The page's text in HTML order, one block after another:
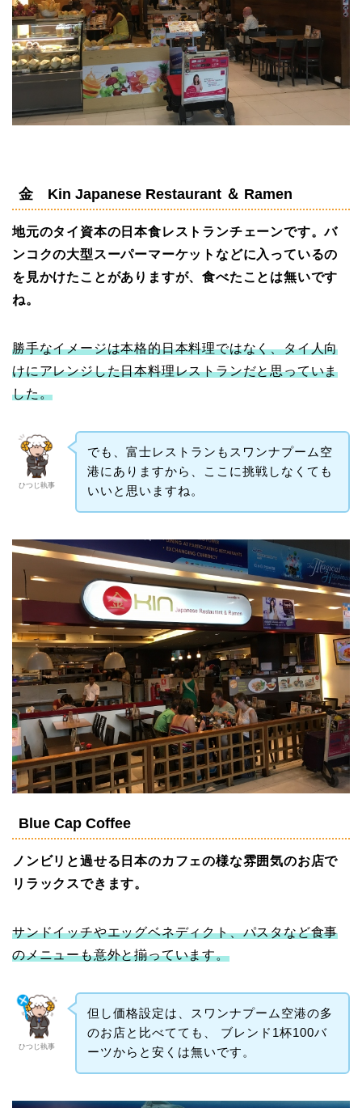
金 Kin Japanese Restaurant ＆ Ramen
地元のタイ資本の日本食レストランチェーンです。バ
ンコクの大型スーパーマーケットなどに入っているの
を見かけたことがありますが、食べたことは無いです
ね。
勝手なイメージは本格的日本料理ではなく、タイ人向
けにアレンジした日本料理レストランだと思っていま
した。
ひつじ執事
でも、富士レストランもスワンナプーム空
港にありますから、ここに挑戦しなくても
いいと思いますね。
Blue Cap Coffee
ノンビリと過せる日本のカフェの様な雰囲気のお店で
リラックスできます。
サンドイッチやエッグベネディクト、パスタなど食事
のメニューも意外と揃っています。
ひつじ執事
但し価格設定は、スワンナプーム空港の多
のお店と比べてても、 ブレンド1杯100バ
ーツからと安くは無いです。